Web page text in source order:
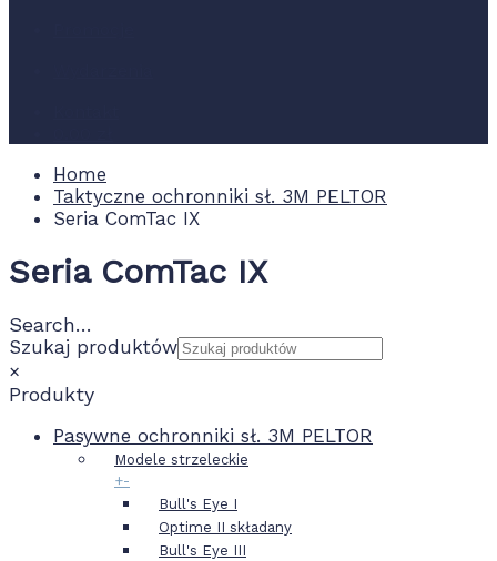
Home
Taktyczne ochronniki sł. 3M PELTOR
Seria ComTac IX
Seria ComTac IX
Search…
Szukaj produktów
×
Produkty
Pasywne ochronniki sł. 3M PELTOR
Modele strzeleckie
+-
Bull's Eye I
Optime II składany
Bull's Eye III